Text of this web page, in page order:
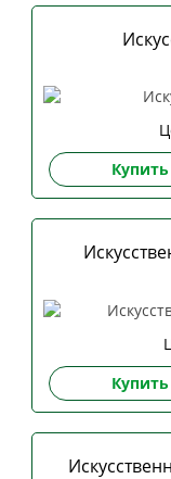
Купить
Купить